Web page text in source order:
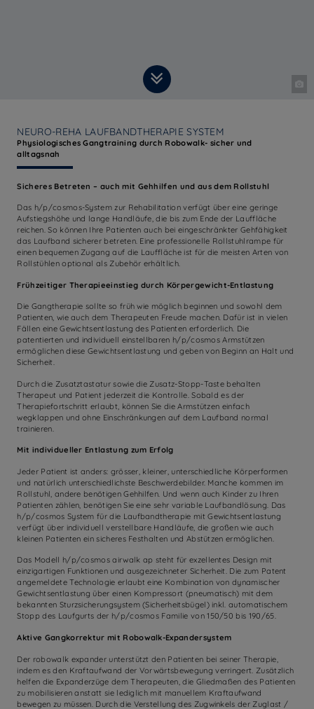
NEURO-REHA LAUFBANDTHERAPIE SYSTEM
Physiologisches Gangtraining durch Robowalk- sicher und
alltagsnah
Sicheres Betreten – auch mit Gehhilfen und aus dem Rollstuhl
Das h/p/cosmos-System zur Rehabilitation verfügt über eine geringe
Aufstiegshöhe und lange Handläufe, die bis zum Ende der Lauffläche
reichen. So können Ihre Patienten auch bei eingeschränkter Gehfähigkeit
das Laufband sicherer betreten. Eine professionelle Rollstuhlrampe für
einen bequemen Zugang auf die Lauffläche ist für die meisten Arten von
Rollstühlen optional als Zubehör erhältlich.
Frühzeitiger Therapieeinstieg durch Körpergewicht-Entlastung
Die Gangtherapie sollte so früh wie möglich beginnen und sowohl dem
Patienten, wie auch dem Therapeuten Freude machen. Dafür ist in vielen
Fällen eine Gewichtsentlastung des Patienten erforderlich. Die
patentierten und individuell einstellbaren h/p/cosmos Armstützen
ermöglichen diese Gewichtsentlastung und geben von Beginn an Halt und
Sicherheit.
Durch die Zusatztastatur sowie die Zusatz-Stopp-Taste behalten
Therapeut und Patient jederzeit die Kontrolle. Sobald es der
Therapiefortschritt erlaubt, können Sie die Armstützen einfach
wegklappen und ohne Einschränkungen auf dem Laufband normal
trainieren.
Mit individueller Entlastung zum Erfolg
Jeder Patient ist anders: grösser, kleiner, unterschiedliche Körperformen
und natürlich unterschiedlichste Beschwerdebilder. Manche kommen im
Rollstuhl, andere benötigen Gehhilfen. Und wenn auch Kinder zu Ihren
Patienten zählen, benötigen Sie eine sehr variable Laufbandlösung. Das
h/p/cosmos System für die Laufbandtherapie mit Gewichtsentlastung
verfügt über individuell verstellbare Handläufe, die großen wie auch
kleinen Patienten ein sicheres Festhalten und Abstützen ermöglichen.
Das Modell h/p/cosmos airwalk ap steht für exzellentes Design mit
einzigartigen Funktionen und ausgezeichneter Sicherheit. Die zum Patent
angemeldete Technologie erlaubt eine Kombination von dynamischer
Gewichtsentlastung über einen Kompressort (pneumatisch) mit dem
bekannten Sturzsicherungsystem (Sicherheitsbügel) inkl. automatischem
Stopp des Laufgurts der h/p/cosmos Familie von 150/50 bis 190/65.
Aktive Gangkorrektur mit Robowalk-Expandersystem
Der robowalk expander unterstützt den Patienten bei seiner Therapie,
indem es den Kraftaufwand der Vorwärtsbewegung verringert. Zusätzlich
helfen die Expanderzüge dem Therapeuten, die Gliedmaßen des Patienten
zu mobilisieren anstatt sie lediglich mit manuellem Kraftaufwand
bewegen zu müssen. Durch die Verstellung des Zugwinkels der Zuglast /